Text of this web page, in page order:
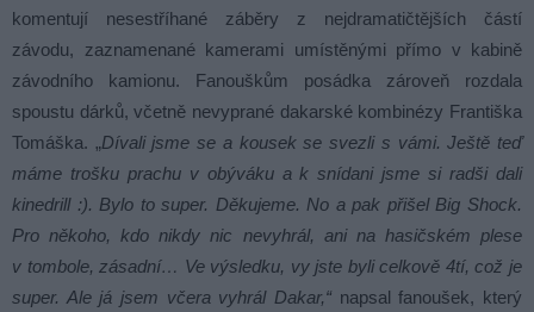
komentují nesestříhané záběry z nejdramatičtějších částí
závodu, zaznamenané kamerami umístěnými přímo v kabině
závodního kamionu. Fanouškům posádka zároveň rozdala
spoustu dárků, včetně nevyprané dakarské kombinézy Františka
Tomáška. „Dívali jsme se a kousek se svezli s vámi. Ještě teď
máme trošku prachu v obýváku a k snídani jsme si radši dali
kinedrill :). Bylo to super. Děkujeme. No a pak přišel Big Shock.
Pro někoho, kdo nikdy nic nevyhrál, ani na hasičském plese
v tombole, zásadní… Ve výsledku, vy jste byli celkově 4tí, což je
super. Ale já jsem včera vyhrál Dakar,“ napsal fanoušek, který